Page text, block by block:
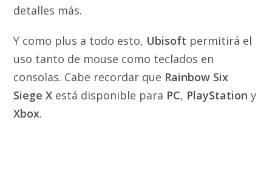
detalles más.
Y como plus a todo esto, Ubisoft permitirá el
uso tanto de mouse como teclados en
consolas. Cabe recordar que Rainbow Six
Siege X está disponible para PC, PlayStationy
Xbox.